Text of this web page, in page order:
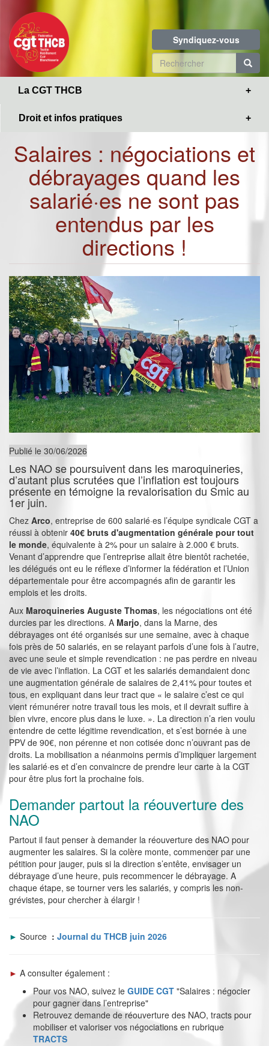
contenu
principal
Syndiquez-vous
Formulaire
de
La CGT THCB
Droit et infos pratiques
Salaires : négociations et
débrayages quand les
salarié·es ne sont pas
entendus par les
directions !
Publié le 30/06/2026
Les NAO se poursuivent dans les maroquineries,
d’autant plus scrutées que l’inflation est toujours
présente en témoigne la revalorisation du Smic au
1er juin.
Chez Arco, entreprise de 600 salarié·es l’équipe syndicale CGT a
réussi à obtenir 40€ bruts d'augmentation générale pour tout
le monde, équivalente à 2% pour un salaire à 2.000 € bruts.
Venant d’apprendre que l’entreprise allait être bientôt rachetée,
les délégués ont eu le réflexe d’informer la fédération et l’Union
départementale pour être accompagnés afin de garantir les
emplois et les droits.
Aux Maroquineries Auguste Thomas, les négociations ont été
durcies par les directions. A Marjo, dans la Marne, des
débrayages ont été organisés sur une semaine, avec à chaque
fois près de 50 salariés, en se relayant parfois d’une fois à l’autre,
avec une seule et simple revendication : ne pas perdre en niveau
de vie avec l’inflation. La CGT et les salariés demandaient donc
une augmentation générale de salaires de 2,41% pour toutes et
tous, en expliquant dans leur tract que « le salaire c’est ce qui
vient rémunérer notre travail tous les mois, et il devrait suffire à
bien vivre, encore plus dans le luxe. ». La direction n’a rien voulu
entendre de cette légitime revendication, et s’est bornée à une
PPV de 90€, non pérenne et non cotisée donc n’ouvrant pas de
droits. La mobilisation a néanmoins permis d’impliquer largement
les salarié·es et d’en convaincre de prendre leur carte à la CGT
pour être plus fort la prochaine fois.
Demander partout la réouverture des
NAO
Partout il faut penser à demander la réouverture des NAO pour
augmenter les salaires. Si la colère monte, commencer par une
pétition pour jauger, puis si la direction s’entête, envisager un
débrayage d’une heure, puis recommencer le débrayage. A
chaque étape, se tourner vers les salariés, y compris les non-
grévistes, pour chercher à élargir !
► Source : Journal du THCB juin 2026
► A consulter également :
Pour vos NAO, suivez le GUIDE CGT "Salaires : négocier
pour gagner dans l’entreprise"
Retrouvez demande de réouverture des NAO, tracts pour
mobiliser et valoriser vos négociations en rubrique
TRACTS